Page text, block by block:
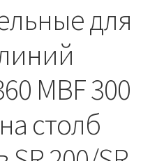
для
MBF 300
столб